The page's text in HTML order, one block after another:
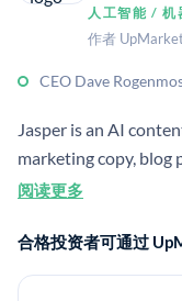
人工智能 / 机
作者
CEO Dave
Jasper is an AI
marketing copy, blog
It uses generative AI
阅读更多
合格投资者可通过